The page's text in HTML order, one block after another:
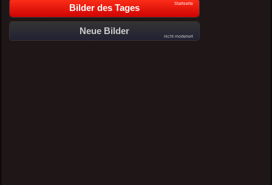
Bilder des Tages Startseite
Neue Bilder
nicht moderiert